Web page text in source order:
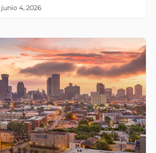
junio 4, 2026